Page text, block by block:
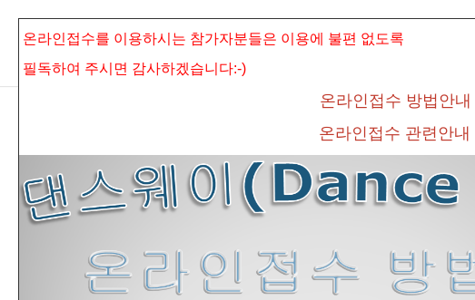
온라인접수를 이용하시는 참가자분들은 이용에 불편 없도록
필독하여 주시면 감사하겠습니다:-)
온라인접수 방법안내
온라인접수 관련안내
Sketchbook5, 스케치북5
Sketchbook5, 스케치북5